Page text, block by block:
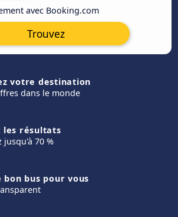
avec Booking.com
Trouvez
votre destination
dans le monde
les résultats
jusqu'à 70 %
bon bus pour vous